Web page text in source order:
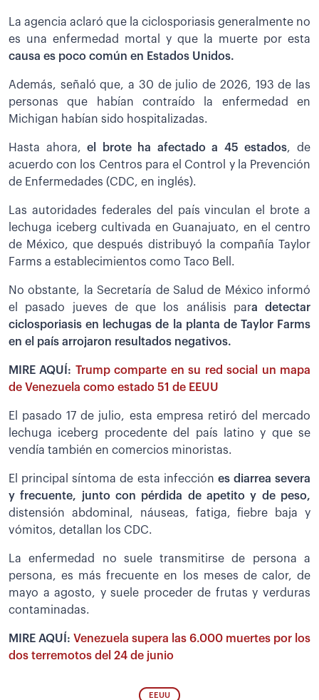
La agencia aclaró que la ciclosporiasis generalmente no
es una enfermedad mortal y que la muerte por esta
causa es poco común en Estados Unidos.
Además, señaló que, a 30 de julio de 2026, 193 de las
personas que habían contraído la enfermedad en
Michigan habían sido hospitalizadas.
Hasta ahora, el brote ha afectado a 45 estados, de
acuerdo con los Centros para el Control y la Prevención
de Enfermedades (CDC, en inglés).
Las autoridades federales del país vinculan el brote a
lechuga iceberg cultivada en Guanajuato, en el centro
de México, que después distribuyó la compañía Taylor
Farms a establecimientos como Taco Bell.
No obstante, la Secretaría de Salud de México informó
el pasado jueves de que los análisis para detectar
ciclosporiasis en lechugas de la planta de Taylor Farms
en el país arrojaron resultados negativos.
MIRE AQUÍ: Trump comparte en su red social un mapa
de Venezuela como estado 51 de EEUU
El pasado 17 de julio, esta empresa retiró del mercado
lechuga iceberg procedente del país latino y que se
vendía también en comercios minoristas.
El principal síntoma de esta infección es diarrea severa
y frecuente, junto con pérdida de apetito y de peso,
distensión abdominal, náuseas, fatiga, fiebre baja y
vómitos, detallan los CDC.
La enfermedad no suele transmitirse de persona a
persona, es más frecuente en los meses de calor, de
mayo a agosto, y suele proceder de frutas y verduras
contaminadas.
MIRE AQUÍ: Venezuela supera las 6.000 muertes por los
dos terremotos del 24 de junio
EEUU